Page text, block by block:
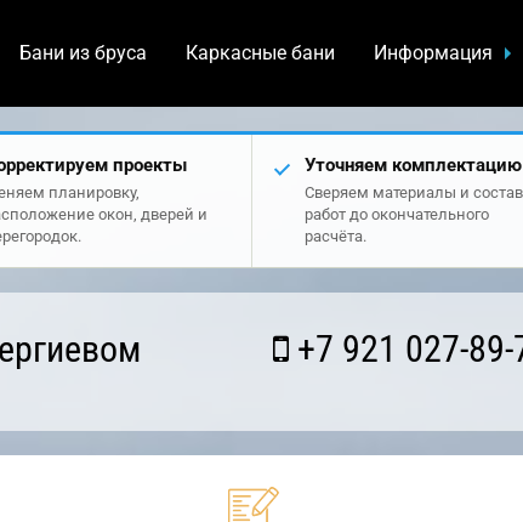
Бани из бруса Каркасные бани Информация
проекты
планировку,
окон, дверей и
Уточняем комплектацию
Сверяем материалы и состав
работ до окончательного
расчёта.
+7 921 027-89-